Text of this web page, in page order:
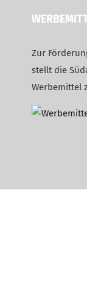
Zur
stellt die
Werbemittel